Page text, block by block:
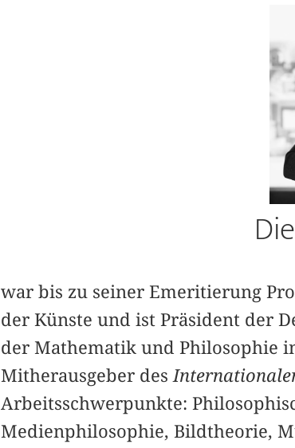
war bis zu seiner Emeritierung
der Künste und ist Präsident der
der Mathematik und Philosophie
Mitherausgeber des
Arbeitsschwerpunkte:
Medienphilosophie, Bildtheorie,